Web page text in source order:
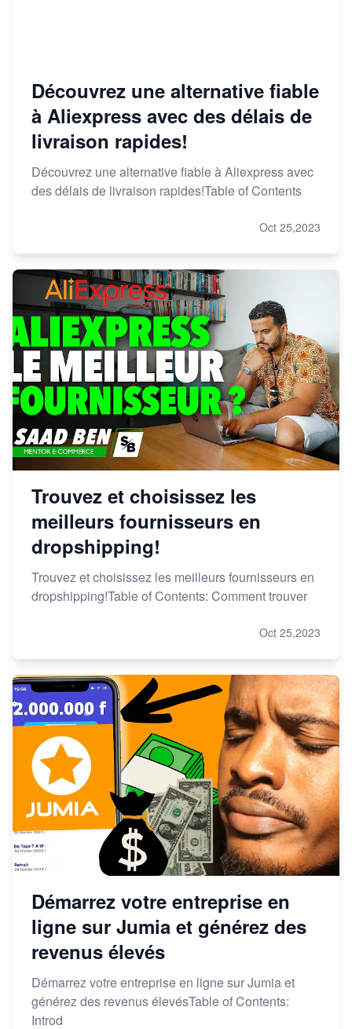
Découvrez une alternative fiable
à Aliexpress avec des délais de
livraison rapides!
Découvrez une alternative fiable à Aliexpress avec
des délais de livraison rapides!Table of Contents
Oct 25,2023
Trouvez et choisissez les
meilleurs fournisseurs en
dropshipping!
Trouvez et choisissez les meilleurs fournisseurs en
dropshipping!Table of Contents: Comment trouver
Oct 25,2023
Démarrez votre entreprise en
ligne sur Jumia et générez des
revenus élevés
Démarrez votre entreprise en ligne sur Jumia et
générez des revenus élevésTable of Contents:
Introd